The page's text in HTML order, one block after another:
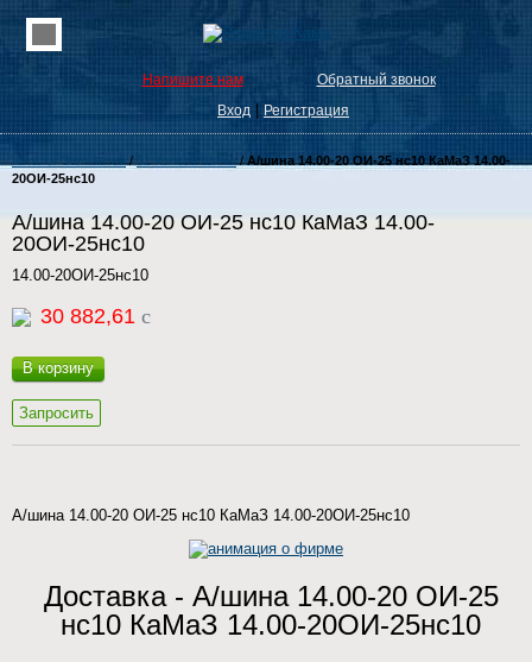
Напишите нам
Обратный звонок
Вход
Регистрация
Каталог Запчастей/31 Колеса Шины/А/шина 14.00-20 ОИ-25 нс10 КаМаЗ 14.00-
20ОИ-25нс10
А/шина 14.00-20 ОИ-25 нс10 КаМаЗ 14.00-
20ОИ-25нс10
14.00-20ОИ-25нс10
30 882,61 c
В корзину
Запросить
А/шина 14.00-20 ОИ-25 нс10 КаМаЗ 14.00-20ОИ-25нс10
Доставка - А/шина 14.00-20 ОИ-25
нс10 КаМаЗ 14.00-20ОИ-25нс10